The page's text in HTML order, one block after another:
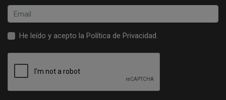
He leído y acepto la Política de Privacidad.